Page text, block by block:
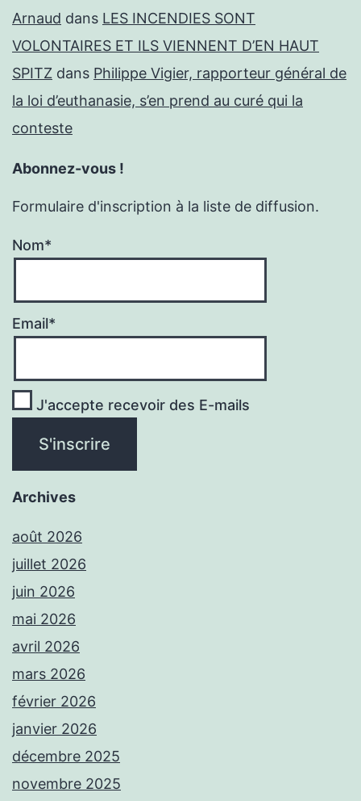
Arnaud dans LES INCENDIES SONT
VOLONTAIRES ET ILS VIENNENT D’EN HAUT
SPITZ dans Philippe Vigier, rapporteur général de
la loi d’euthanasie, s’en prend au curé qui la
conteste
Abonnez-vous !
Formulaire d'inscription à la liste de diffusion.
Nom*
Email*
J'accepte recevoir des E-mails
Archives
août 2026
juillet 2026
juin 2026
mai 2026
avril 2026
mars 2026
février 2026
janvier 2026
décembre 2025
novembre 2025